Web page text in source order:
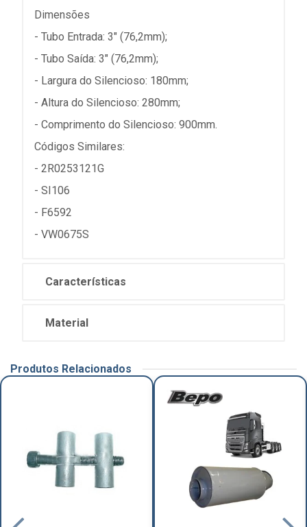
Dimensões
- Tubo Entrada: 3" (76,2mm);
- Tubo Saída: 3" (76,2mm);
- Largura do Silencioso: 180mm;
- Altura do Silencioso: 280mm;
- Comprimento do Silencioso: 900mm.
Códigos Similares:
- 2R0253121G
- SI106
- F6592
- VW0675S
Características
Material
Produtos Relacionados